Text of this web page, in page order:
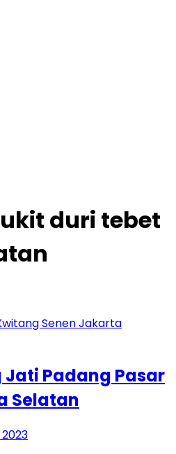
duri tebet
Jati Padang Pasar
Selatan
2023